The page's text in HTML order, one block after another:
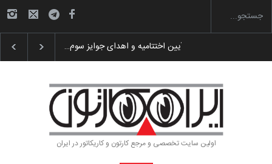
گزارش تصویری آیین اختتامیه و اهدای جوایز سوم…
اولین سایت تخصصی و مرجع کارتون و کاریکاتور در ایران